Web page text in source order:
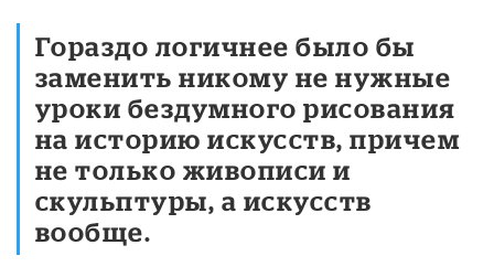
Гораздо логичнее было бы
заменить никому не нужные
уроки бездумного рисования
на историю искусств, причем
не только живописи и
скульптуры, а искусств
вообще.